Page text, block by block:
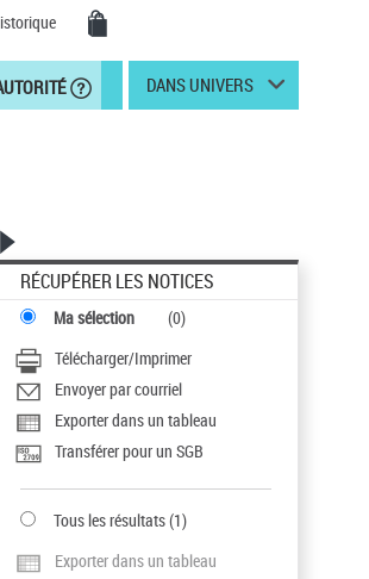
DANS UNIVERS
RÉCUPÉRER LES NOTICES
Ma sélection (0)
Télécharger/Imprimer
Envoyer par courriel
Exporter dans un tableau
Transférer pour un SGB
Tous les résultats(1)
Exporter dans un tableau